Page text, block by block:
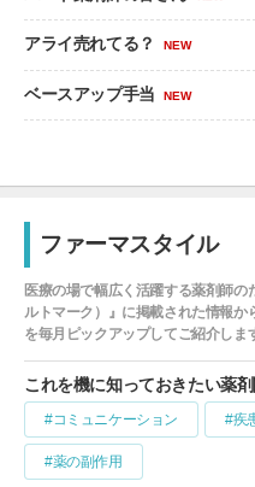
アライ売れてる？ NEW
ベースアップ手当 NEW
ファーマスタイル
医療の場で幅広く活躍する薬剤師
ルトマーク）』に掲載された情報か
を毎月ピックアップしてご紹介しま
これを機に知っておきたい薬
#コミュニケーション #疾
#薬の副作用